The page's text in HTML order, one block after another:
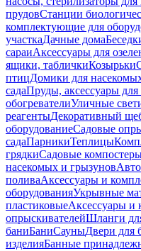
прудовСтанции
комплектующие для
участкаДачные дома
сараиАксессуары для
ящики, табличкиКозырьки
птицДомики для
садаПруды, аксессуары для
обогревателиУличные
реагентыДекоративный
оборудованиеСадовые
садаПарникиТеплицы
грядкиСадовые
насекомых и грызунов
поливаАксессуары и
оборудованияУкрывные
пластиковыеАксессуары и
опрыскивателейШланги
баниБаниСауныДвери для
изделияБанные